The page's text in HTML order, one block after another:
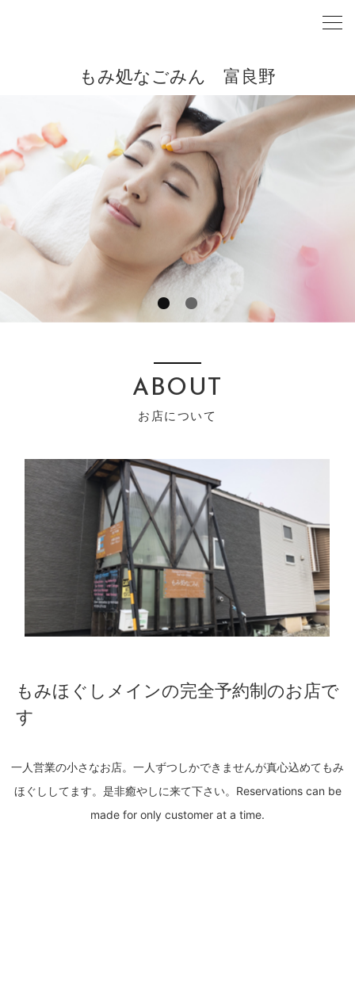
もみ処なごみん 富良野
ABOUT
もみほぐしメインの完全予約制のお店で
す
一人営業の小さなお店。一人ずつしかできませんが真心込めてもみ
ほぐししてます。是非癒やしに来て下さい。Reservations can be
made for only customer at a time.